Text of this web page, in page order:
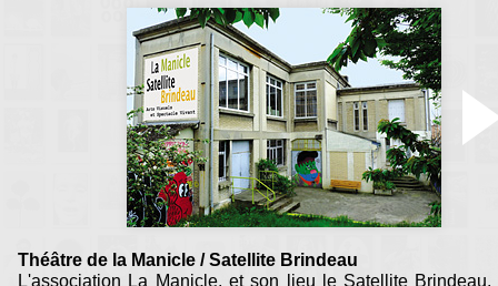
Théâtre de la Manicle / Satellite Brindeau
L'association La Manicle, et son lieu le Satellite Brindeau,
autour d'artistes
est un lieu culturel
qui sert également de
institutions culturelles
du Havre (musées,
théâtres...)
Accueil Rencontres :